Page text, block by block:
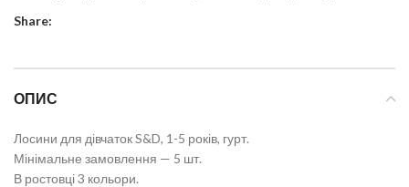
Share:
ОПИС
Лосини для дівчаток S&D, 1-5 років, гурт.
Мінімальне замовлення — 5 шт.
В ростовці 3 кольори.